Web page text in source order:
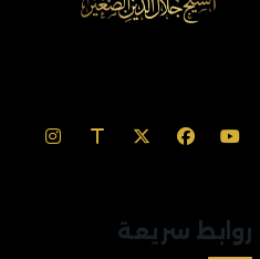
روابط سريعة